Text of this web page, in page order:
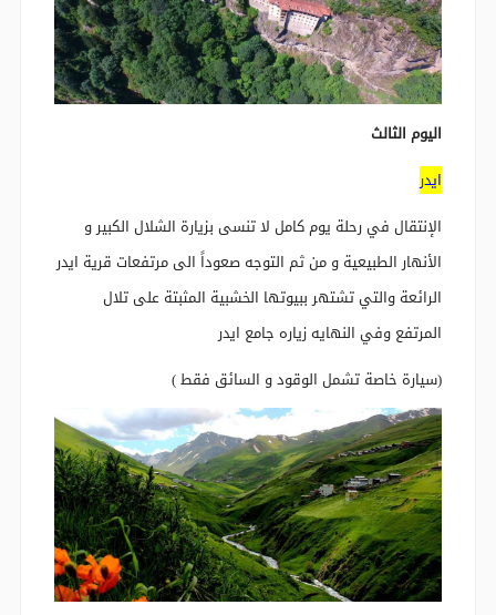
اليوم الثالث
ايدر
الإنتقال في رحلة يوم كامل لا تنسى بزيارة الشلال الكبير و
الأنهار الطبيعية و من ثم التوجه صعوداً الى مرتفعات قرية ايدر
الرائعة والتي تشتهر ببيوتها الخشبية المثبتة على تلال
المرتفع وفي النهايه زياره جامع ايدر
(سيارة خاصة تشمل الوقود و السائق فقط )